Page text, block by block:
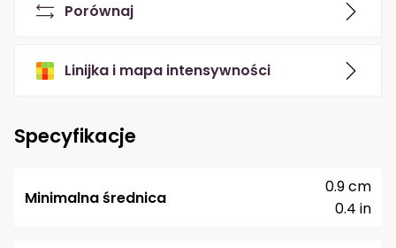
Porównaj
Linijka i mapa intensywności
Specyfikacje
Minimalna średnica
0.4 in
0.9 cm